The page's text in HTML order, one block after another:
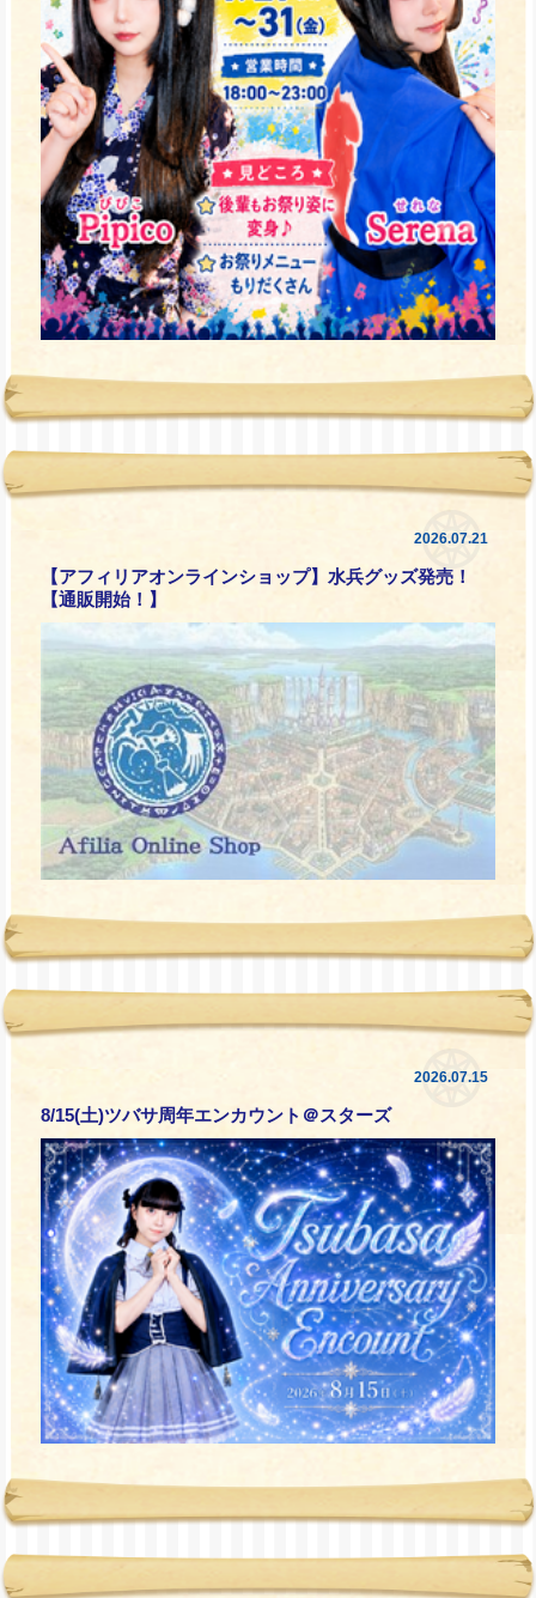
2026.07.21
【アフィリアオンラインショップ】水兵グッズ発売！
【通販開始！】
2026.07.15
8/15(土)ツバサ周年エンカウント＠スターズ